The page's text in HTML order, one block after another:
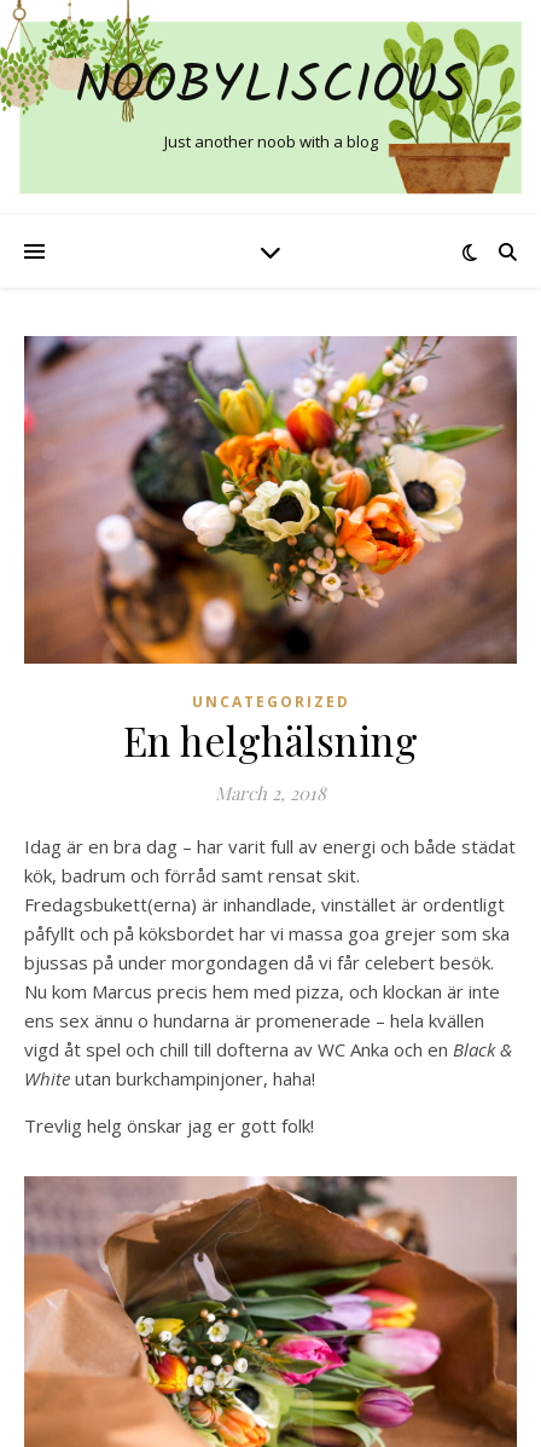
NOOBYLISCIOUS
Just another noob with a blog
UNCATEGORIZED
En helghälsning
March 2, 2018
Idag är en bra dag – har varit full av energi och både städat
kök, badrum och förråd samt rensat skit.
Fredagsbukett(erna) är inhandlade, vinstället är ordentligt
påfyllt och på köksbordet har vi massa goa grejer som ska
bjussas på under morgondagen då vi får celebert besök.
Nu kom Marcus precis hem med pizza, och klockan är inte
ens sex ännu o hundarna är promenerade – hela kvällen
vigd åt spel och chill till dofterna av WC Anka och en Black &
White utan burkchampinjoner, haha!
Trevlig helg önskar jag er gott folk!